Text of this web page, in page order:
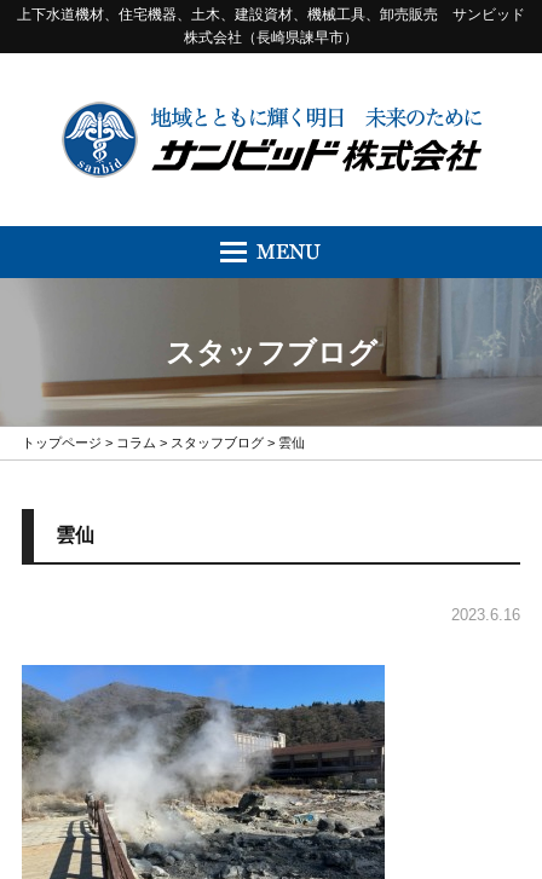
上下水道機材、住宅機器、土木、建設資材、機械工具、卸売販売 サンビッド
株式会社（長崎県諫早市）
スタッフブログ
トップページ > コラム > スタッフブログ> 雲仙
雲仙
2023.6.16